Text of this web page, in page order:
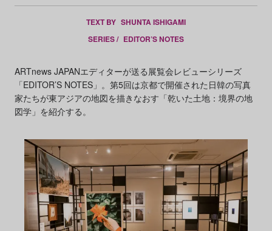
TEXT BY SHUNTA ISHIGAMI
SERIES / EDITOR’S NOTES
ARTnews JAPANエディターが送る展覧会レビューシリーズ
「EDITOR’S NOTES」。第5回は京都で開催された日韓の写真
家たちが東アジアの地図を描きなおす「乾いた土地：境界の地
図学」を紹介する。